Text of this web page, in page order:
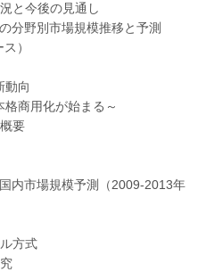
と今後の見通し
分野別市場規模推移と予測
）
動向
格商用化が始まる～
要
内市場規模予測（2009-2013年
方式